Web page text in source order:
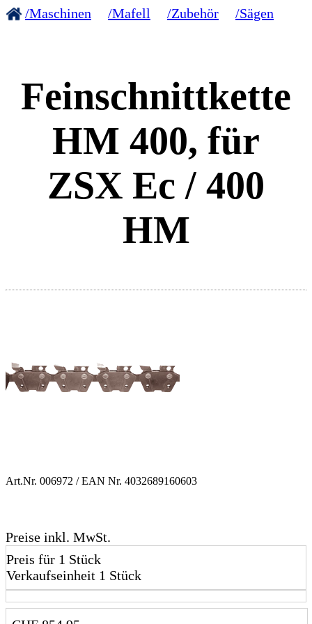
/Maschinen /Mafell /Zubehör /Sägen
Feinschnittkette
HM 400, für
ZSX Ec / 400
HM
Art.Nr. 006972 / EAN Nr. 4032689160603
Preise inkl. MwSt.
Preis für 1 Stück
Verkaufseinheit 1 Stück